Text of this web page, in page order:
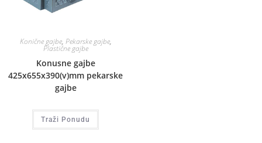
Konične gajbe, Pekarske gajbe,
Plastične gajbe
Konusne gajbe
425x655x390(v)mm pekarske
gajbe
Traži Ponudu